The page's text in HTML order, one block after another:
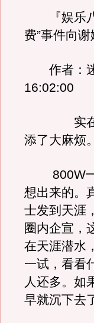
『娱乐八
费”事件向
作者：迷
16:02:00
实在是对
添了大麻烦
800W一
想出来的。
士发到天涯
圈内企宣，
在天涯潜水
一试，看看
人还多。如
早就沉下去